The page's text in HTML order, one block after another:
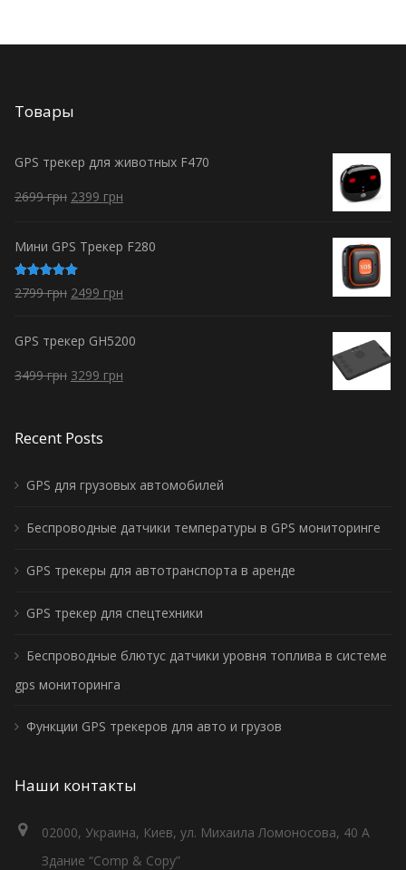
Товары
GPS трекер для животных F470
2699грн 2399 грн
Мини GPS Трекер F280
Оценка
5.00из 5
2799грн 2499 грн
GPS трекер GH5200
3499грн 3299 грн
Recent Posts
GPS для грузовых автомобилей
Беспроводные датчики температуры в GPS мониторинге
GPS трекеры для автотранспорта в аренде
GPS трекер для спецтехники
Беспроводные блютус датчики уровня топлива в системе
gps мониторинга
Функции GPS трекеров для авто и грузов
Наши контакты
02000, Украина, Киев, ул. Михаила Ломоносова, 40 А
Здание “Comp & Copy”